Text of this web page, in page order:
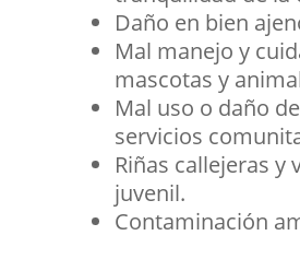
Daño en bien
Mal manejo y
mascotas y
Mal uso o daño
servicios
Riñas callejeras y
juvenil.
Contaminación